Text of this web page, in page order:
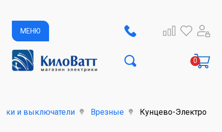
МЕНЮ
и выключатели Врезные Кунцево-Электро